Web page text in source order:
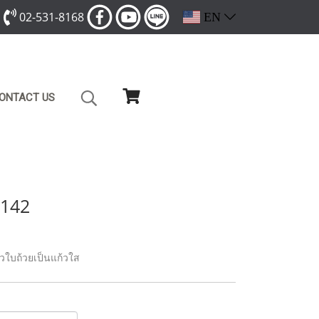
02-531-8168 EN
US
ใบถ้วยเป็นแก้วใส